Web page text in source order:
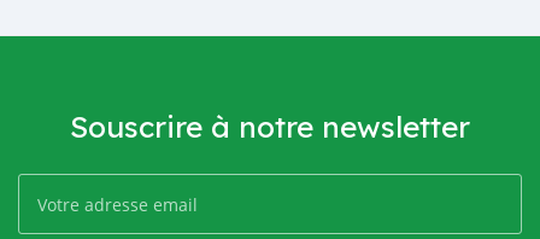
Souscrire à notre newsletter